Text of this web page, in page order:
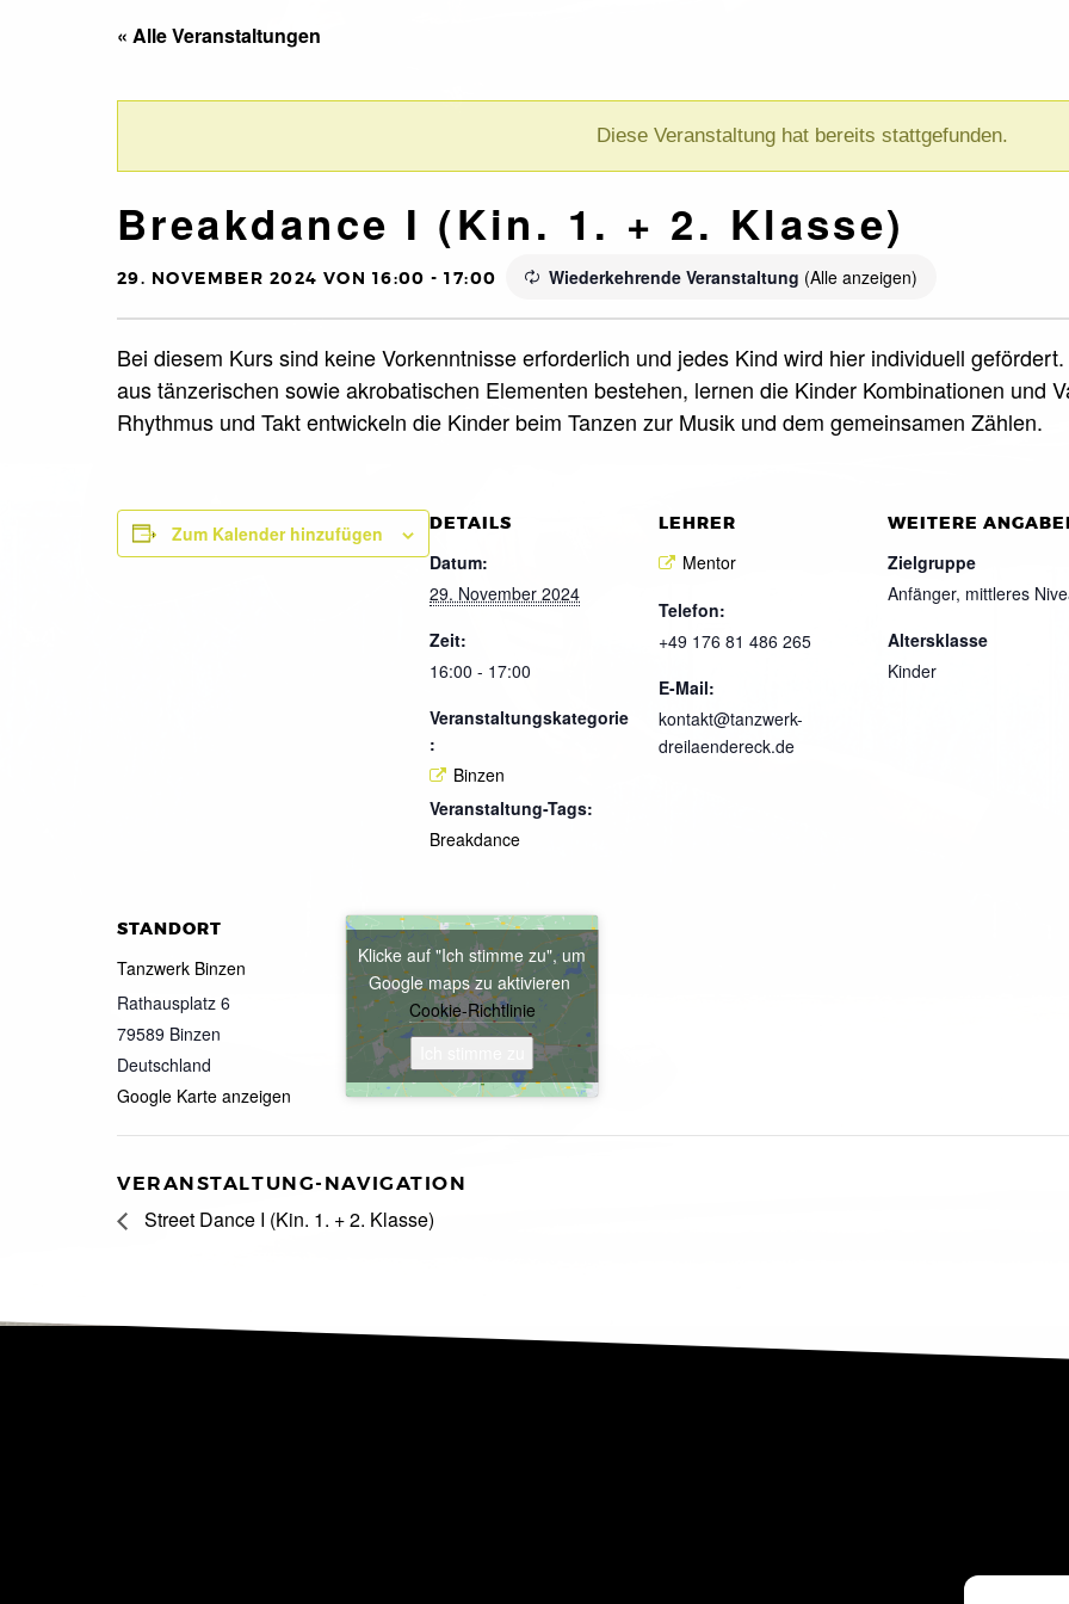
« Alle Veranstaltungen
Diese Veranstaltung hat bereits stattgefunden.
Breakdance I (Kin. 1. + 2. Klasse)
29. NOVEMBER 2024 VON 16:00 -17:00 Wiederkehrende Veranstaltung (Alle anzeigen)
Bei diesem Kurs sind keine Vorkenntnisse erforderlich und jedes Kind wird hier individuell
aus tänzerischen sowie akrobatischen Elementen bestehen, lernen die Kinder Kombinationen und
Rhythmus und Takt entwickeln die Kinder beim Tanzen zur Musik und dem gemeinsamen Zählen.
Zum Kalender hinzufügen DETAILS
Datum:
29. November 2024
Zeit:
16:00 - 17:00
Veranstaltungskategorie
:
Binzen
Veranstaltung-Tags:
Breakdance
LEHRER
Mentor
Telefon:
+49 176 81 486 265
E-Mail:
kontakt@tanzwerk-
dreilaendereck.de
WEITERE
Zielgruppe
Anfänger, mittleres
Altersklasse
Kinder
STANDORT
Tanzwerk Binzen
Rathausplatz 6
79589 Binzen
Deutschland
Google Karte anzeigen
Klicke auf "Ich stimme zu", um
Google maps zu aktivieren
Cookie-Richtlinie
VERANSTALTUNG-NAVIGATION
Street Dance I (Kin. 1. + 2. Klasse)